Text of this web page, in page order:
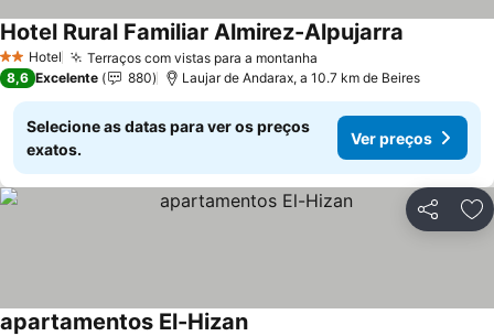
2 Estrelas
Hotel Terraços com vistas para a montanha
Hotel Rural Familiar Almirez-Alpujarra
8,6 Excelente 880 Laujar de Andarax, a 10.7 km de Beires
Selecione as datas para ver os preços
exatos.
Ver preços
Partilhar
apartamentos El-Hizan